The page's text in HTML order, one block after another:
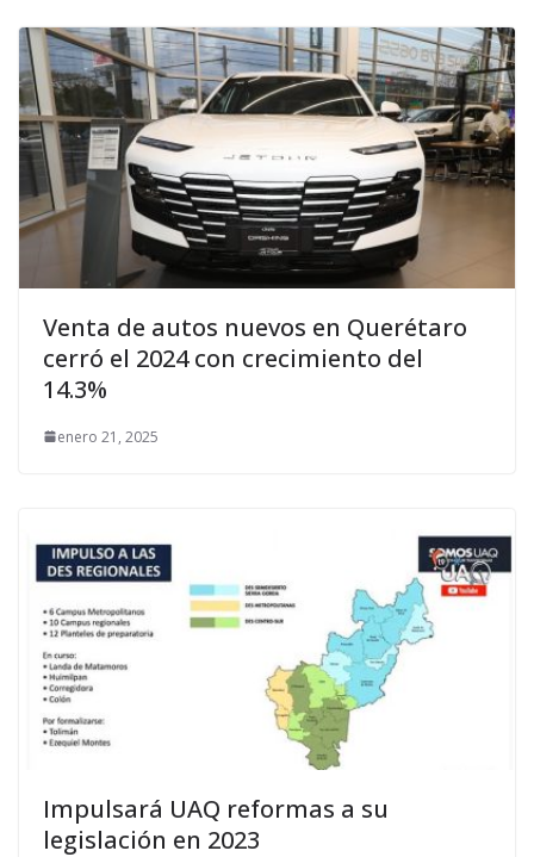
Venta de autos nuevos en Querétaro
cerró el 2024 con crecimiento del
14.3%
enero 21, 2025
Impulsará UAQ reformas a su
legislación en 2023